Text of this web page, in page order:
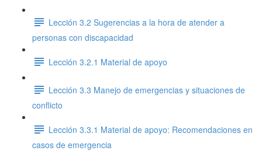
Lección 3.2 Sugerencias a la hora de atender a
personas con discapacidad
Lección 3.2.1 Material de apoyo
Lección 3.3 Manejo de emergencias y situaciones de
conflicto
Lección 3.3.1 Material de apoyo: Recomendaciones en
casos de emergencia